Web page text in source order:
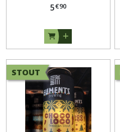
5€90
STOUT
Brasserie
Piggy
Brewing
-
54
(10)
Brasserie
Popihn